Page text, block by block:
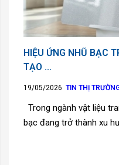
HIỆU ỨNG NHŨ BẠC
TẠO ...
19/05/2026 TIN THỊ
Trong ngành vật liệu
bạc đang trở thành xu